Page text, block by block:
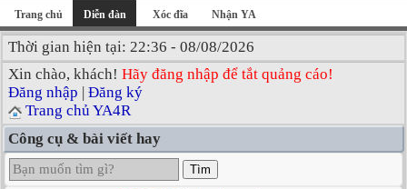
Trang chủ Diễn đàn Xóc đĩa Nhận YA
Thời gian hiện tại: 22:36 - 08/08/2026
Xin chào, khách! Hãy đăng nhập để tắt quảng cáo!
Đăng nhập | Đăng ký
Trang chủ YA4R
Công cụ & bài viết hay
Tìm